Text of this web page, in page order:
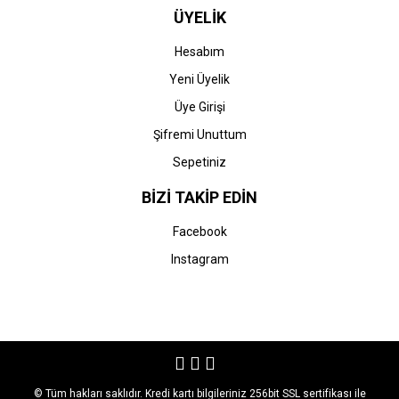
ÜYELİK
Hesabım
Yeni Üyelik
Üye Girişi
Şifremi Unuttum
Sepetiniz
BİZİ TAKİP EDİN
Facebook
Instagram
© Tüm hakları saklıdır. Kredi kartı bilgileriniz 256bit SSL sertifikası ile